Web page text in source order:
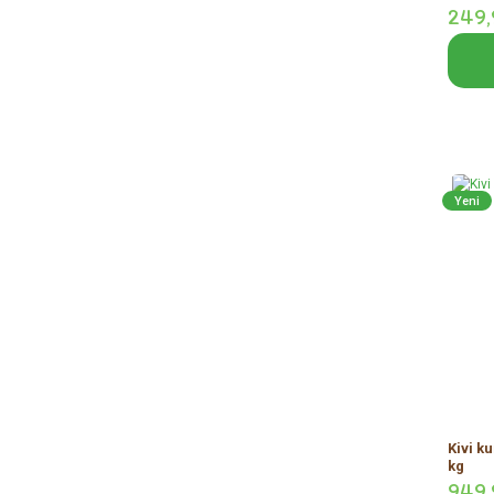
249,
Yeni
Kivi
kg